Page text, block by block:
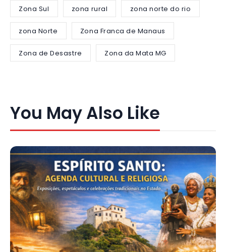
Zona Sul zona rural zona norte do rio
zona Norte Zona Franca de Manaus
Zona de Desastre Zona da Mata MG
You May Also Like